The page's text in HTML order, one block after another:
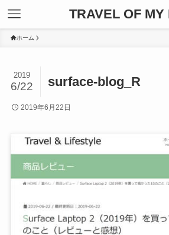
TRAVEL OF MY
ホーム
surface-blog_R
2019
6/22
2019年6月22日